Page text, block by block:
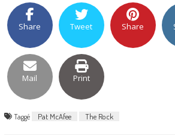
Share Tweet Share
Mail Print
Taggé Pat McAfee The Rock